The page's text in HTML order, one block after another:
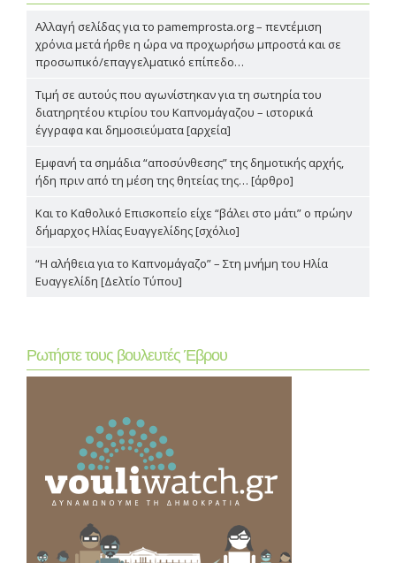
Αλλαγή σελίδας για το pamemprosta.org – πεντέμιση
χρόνια μετά ήρθε η ώρα να προχωρήσω μπροστά και σε
προσωπικό/επαγγελματικό επίπεδο…
Τιμή σε αυτούς που αγωνίστηκαν για τη σωτηρία του
διατηρητέου κτιρίου του Καπνομάγαζου – ιστορικά
έγγραφα και δημοσιεύματα [αρχεία]
Εμφανή τα σημάδια “αποσύνθεσης” της δημοτικής αρχής,
ήδη πριν από τη μέση της θητείας της… [άρθρο]
Και το Καθολικό Επισκοπείο είχε “βάλει στο μάτι” ο πρώην
δήμαρχος Ηλίας Ευαγγελίδης [σχόλιο]
“Η αλήθεια για το Καπνομάγαζο” – Στη μνήμη του Ηλία
Ευαγγελίδη [Δελτίο Τύπου]
Ρωτήστε τους βουλευτές Έβρου